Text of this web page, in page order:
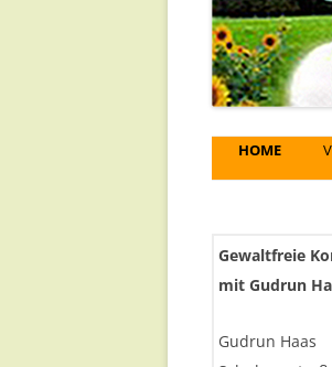
HOME
Gewaltfreie
mit Gudrun
Gudrun Haas